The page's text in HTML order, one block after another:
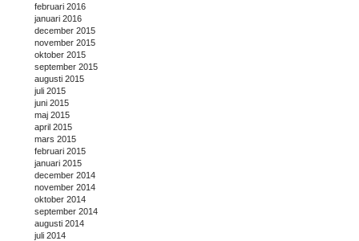
februari 2016
januari 2016
december 2015
november 2015
oktober 2015
september 2015
augusti 2015
juli 2015
juni 2015
maj 2015
april 2015
mars 2015
februari 2015
januari 2015
december 2014
november 2014
oktober 2014
september 2014
augusti 2014
juli 2014